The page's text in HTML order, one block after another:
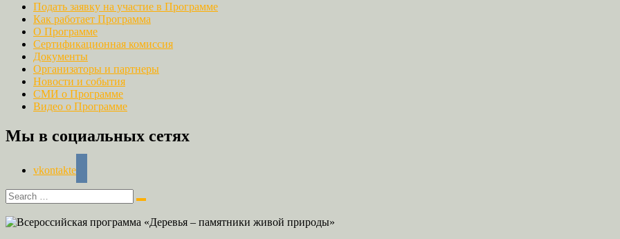
Подать заявку на участие в Программе
Как работает Программа
О Программе
Сертификационная комиссия
Документы
Организаторы и партнеры
Новости и события
СМИ о Программе
Видео о Программе
Мы в социальных сетях
vkontakte